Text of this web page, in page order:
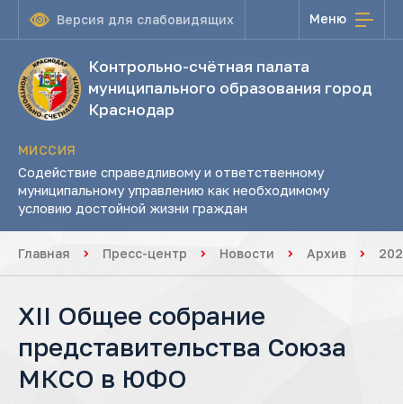
Версия для слабовидящих Меню
Контрольно-счётная палата
муниципального образования город
Краснодар
МИССИЯ
Содействие справедливому и ответственному
муниципальному управлению как необходимому
условию достойной жизни граждан
Главная Пресс-центр Новости Архив
XII Общее собрание
представительства Союза
МКСО в ЮФО